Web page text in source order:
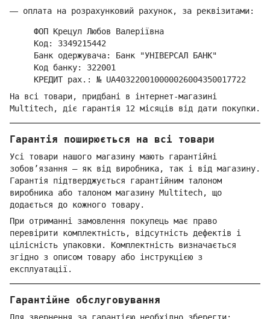
— оплата на розрахунковий рахунок, за реквізитами:
ФОП Крецул Любов Валеріївна
Код: 3349215442
Банк одержувача: Банк "УНІВЕРСАЛ БАНК"
Код банку: 322001
КРЕДИТ рах.: № UA403220010000026004350017722
На всі товари, придбані в інтернет-магазині
Multitech, діє гарантія 12 місяців від дати покупки.
Гарантія поширюється на всі товари
Усі товари нашого магазину мають гарантійні
зобов’язання — як від виробника, так і від магазину.
Гарантія підтверджується гарантійним талоном
виробника або талоном магазину Multitech, що
додається до кожного товару.
При отриманні замовлення покупець має право
перевірити комплектність, відсутність дефектів і
цілісність упаковки. Комплектність визначається
згідно з описом товару або інструкцією з
експлуатації.
Гарантійне обслуговування